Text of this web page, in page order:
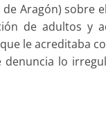
de Aragón) sobre
de adultos y
le acreditaba
denuncia lo